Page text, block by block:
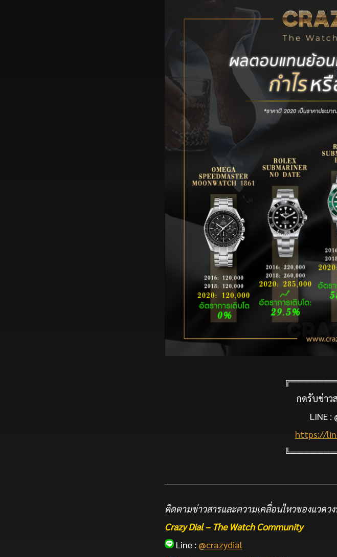
กดรับข่าว
LINE :
https://
ติดตามข่าวสารและความเคลื่อนไหวของแวดว
Crazy Dial – The Watch Community
Line : @crazydial